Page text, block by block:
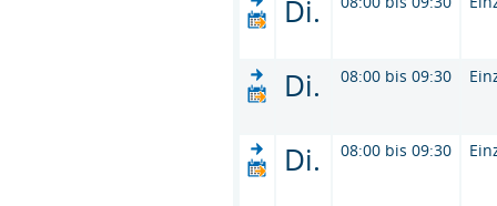
Di.
Di. 08:00 bis 09:30
Di. 08:00 bis 09:30